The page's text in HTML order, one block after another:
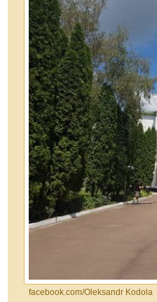
facebook.com/Oleksandr Kodola